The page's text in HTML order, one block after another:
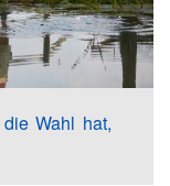
Wahl hat,